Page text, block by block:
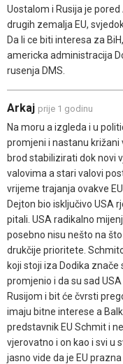
Uostalom i Rusija je
drugih zemalja EU,
Da li ce biti interesa za
americka administracija
rusenja DMS.
Arkaj prije 1 godinu
Na moru a izgleda i u
promjeni i nastanu križani
brod stabilizirati dok novi
valovima a stari valovi
vrijeme trajanja ovakve
Dejton bio isključivo USA
pitali. USA radikalno
posebno nisu nešto na
drukčije prioritete.
koji stoji iza Dodika
promjenio i da su sad
Rusijom i bit će čvrsti
imaju bitne interese a
predstavnik EU Schmit i
vjerovatno i on kao i svi u
jasno vide da je EU